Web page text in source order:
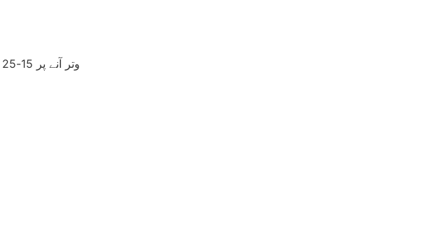
وتر آنے پر 15-25 کلو سلفر بینٹونایٹ دانے دار چھٹہ کر کے ایک بار راونی کریں اور 10-20 کلو جنتر کا بیج چھٹہ کریں